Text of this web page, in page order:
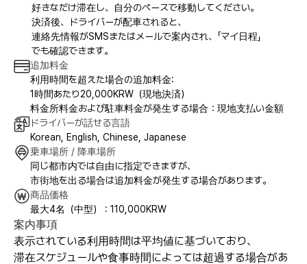
好きなだけ滞在し、自分のペースで移動してください。
決済後、ドライバーが配車されると、
連絡先情報がSMSまたはメールで案内され、「マイ日程」
でも確認できます。
追加料金
利用時間を超えた場合の追加料金:
1時間あたり20,000KRW（現地決済）
料金所料金および駐車料金が発生する場合：現地支払い金額
ドライバーが話せる言語
Korean, English, Chinese, Japanese
乗車場所 / 降車場所
同じ都市内では自由に指定できますが、
市街地を出る場合は追加料金が発生する場合があります。
商品価格
最大4名（中型） : 110,000KRW
案内事項
表示されている利用時間は平均値に基づいており、
滞在スケジュールや食事時間によっては超過する場合があ